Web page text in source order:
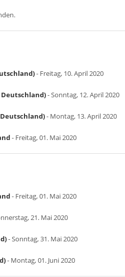
- Freitag, 10. April 2020
- Sonntag, 12. April 2020
- Montag, 13. April 2020
- Freitag, 01. Mai 2020
- Freitag, 01. Mai 2020
21. Mai 2020
- Sonntag, 31. Mai 2020
- Montag, 01. Juni 2020